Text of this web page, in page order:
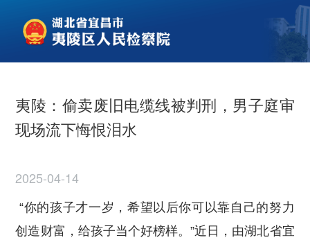
夷陵：偷卖废旧电缆线被判刑，男子庭审
现场流下悔恨泪水
2025-04-14
“你的孩子才一岁，希望以后你可以靠自己的努力
创造财富，给孩子当个好榜样。”近日，由湖北省宜